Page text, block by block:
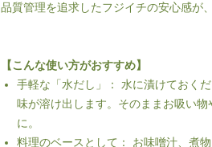
品質管理を追求したフジイチの安心感が
【こんな使い方がおすすめ】
手軽な「水だし」： 水に漬けておく
味が溶け出します。そのままお吸い
に。
料理のベースとして： お味噌汁、煮